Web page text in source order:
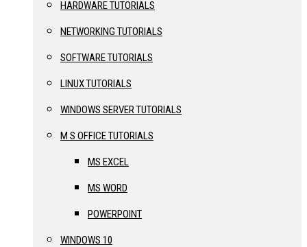
HARDWARE TUTORIALS
NETWORKING TUTORIALS
SOFTWARE TUTORIALS
LINUX TUTORIALS
WINDOWS SERVER TUTORIALS
M S OFFICE TUTORIALS
MS EXCEL
MS WORD
POWERPOINT
WINDOWS 10